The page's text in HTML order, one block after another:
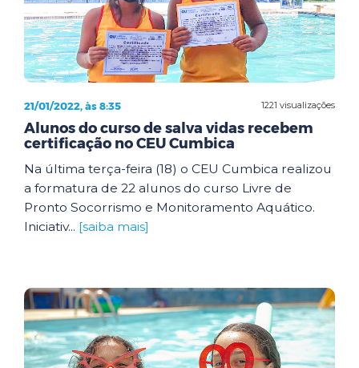
1221 visualizações
21/01/2022, às 8:35
Alunos do curso de salva vidas recebem
certificação no CEU Cumbica
Na última terça-feira (18) o CEU Cumbica realizou
a formatura de 22 alunos do curso Livre de
Pronto Socorrismo e Monitoramento Aquático.
Iniciativ... [saiba mais]